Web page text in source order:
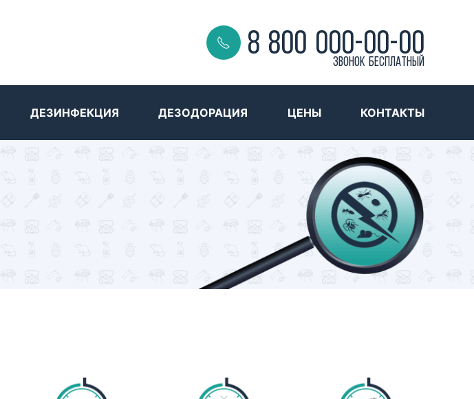
8 800 000-00-00
Звонок бесплатный
ДЕЗИНФЕКЦИЯ ДЕЗОДОРАЦИЯ ЦЕНЫ КОНТАКТЫ